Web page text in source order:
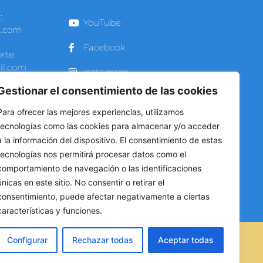
el consentimiento de las cookies
ofrecer las mejores experiencias, utilizamos
como las cookies para almacenar y/o acceder
la información del dispositivo. El consentimiento de estas
nos permitirá procesar datos como el
de navegación o las identificaciones
en este sitio. No consentir o retirar el
puede afectar negativamente a ciertas
y funciones.
Configurar Rechazar todas Aceptar todas
Viernes
-
hrs
2991
1296
YouTube
Facebook
Instagram
POLÍTICA DE PRIVACIDAD